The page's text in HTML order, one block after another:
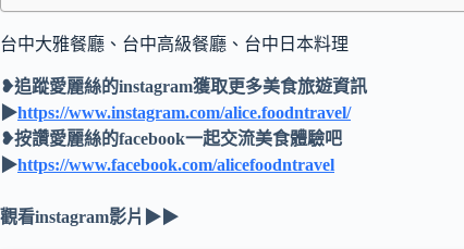
台中大雅餐廳、台中高級餐廳、台中日本料理
❥追蹤愛麗絲的instagram獲取更多美食旅遊資訊
▶https://www.instagram.com/alice.foodntravel/
❥按讚愛麗絲的facebook一起交流美食體驗吧
▶https://www.facebook.com/alicefoodntravel
觀看instagram影片▶▶